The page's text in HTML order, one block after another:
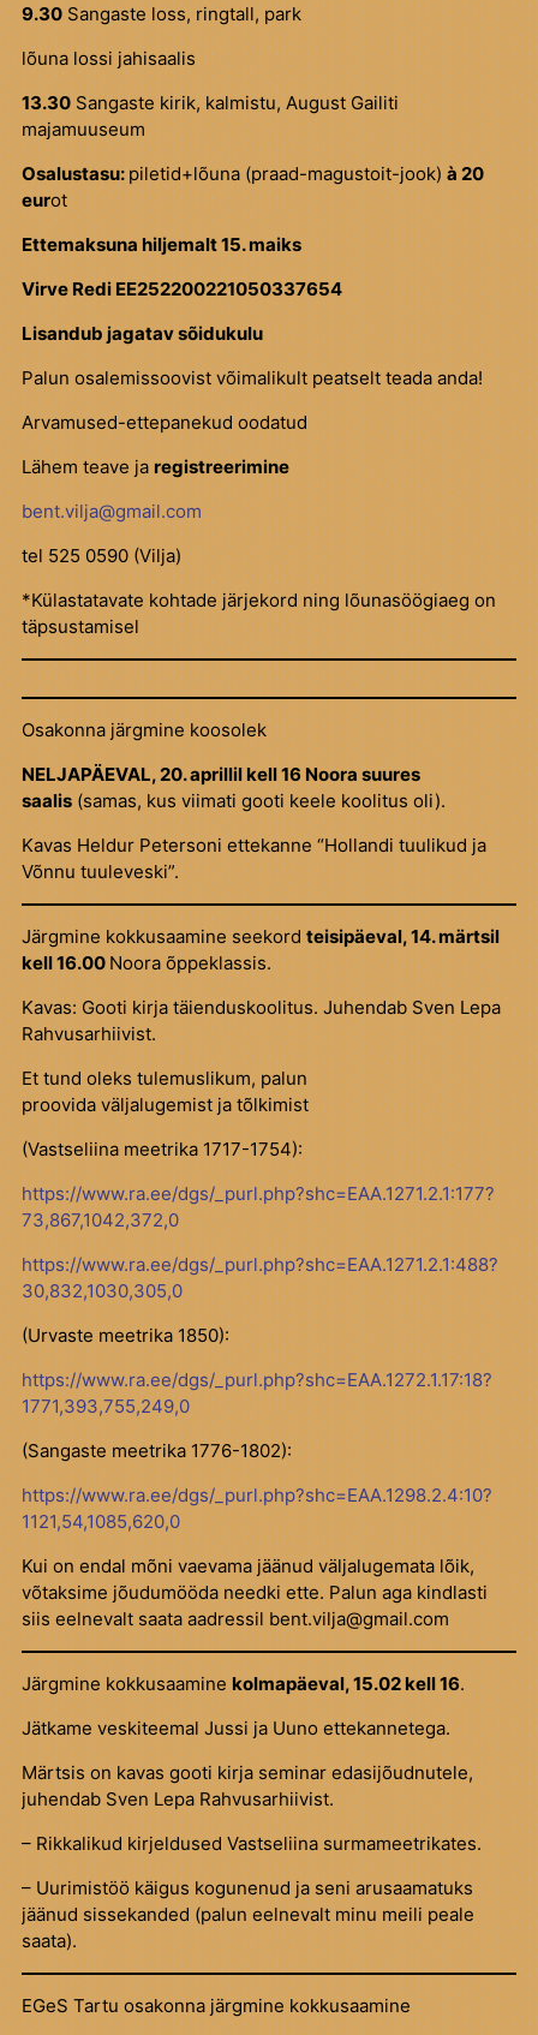
9.30Sangaste loss, ringtall, park
lõuna lossi jahisaalis
13.30Sangaste kirik, kalmistu, August Gailiti
majamuuseum
Osalustasu: piletid+lõuna (praad-magustoit-jook) à 20
eurot
Ettemaksuna hiljemalt 15. maiks
Virve Redi EE252200221050337654
Lisandub jagatav sõidukulu
Palun osalemissoovist võimalikult peatselt teada anda!
Arvamused-ettepanekud oodatud
Lähem teave ja registreerimine
bent.vilja@gmail.com
tel 525 0590 (Vilja)
*Külastatavate kohtade järjekord ning lõunasöögiaeg on
täpsustamisel
Osakonna järgmine koosolek
NELJAPÄEVAL, 20. aprillil kell 16 Noora suures
saalis(samas, kus viimati gooti keele koolitus oli).
Kavas Heldur Petersoni ettekanne “Hollandi tuulikud ja
Võnnu tuuleveski”.
Järgmine kokkusaamine seekord teisipäeval, 14. märtsil
kell 16.00 Noora õppeklassis.
Kavas: Gooti kirja täienduskoolitus. Juhendab Sven Lepa
Rahvusarhiivist.
Et tund oleks tulemuslikum, palun
proovida väljalugemist ja tõlkimist
(Vastseliina meetrika 1717-1754):
https://www.ra.ee/dgs/_purl.php?shc=EAA.1271.2.1:177?
73,867,1042,372,0
https://www.ra.ee/dgs/_purl.php?shc=EAA.1271.2.1:488?
30,832,1030,305,0
(Urvaste meetrika 1850):
https://www.ra.ee/dgs/_purl.php?shc=EAA.1272.1.17:18?
1771,393,755,249,0
(Sangaste meetrika 1776-1802):
https://www.ra.ee/dgs/_purl.php?shc=EAA.1298.2.4:10?
1121,54,1085,620,0
Kui on endal mõni vaevama jäänud väljalugemata lõik,
võtaksime jõudumööda needki ette. Palun aga kindlasti
siis eelnevalt saata aadressil bent.vilja@gmail.com
Järgmine kokkusaamine kolmapäeval, 15.02 kell 16.
Jätkame veskiteemal Jussi ja Uuno ettekannetega.
Märtsis on kavas gooti kirja seminar edasijõudnutele,
juhendab Sven Lepa Rahvusarhiivist.
– Rikkalikud kirjeldused Vastseliina surmameetrikates.
– Uurimistöö käigus kogunenud ja seni arusaamatuks
jäänud sissekanded (palun eelnevalt minu meili peale
saata).
EGeS Tartu osakonna järgmine kokkusaamine